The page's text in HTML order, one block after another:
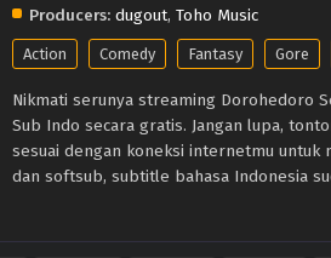
Producers: dugout, Toho Music
Action Comedy Fantasy Gore
Nikmati serunya streaming Dorohedoro
Sub Indo secara gratis. Jangan lupa,
sesuai dengan koneksi internetmu untuk
dan softsub, subtitle bahasa Indonesia